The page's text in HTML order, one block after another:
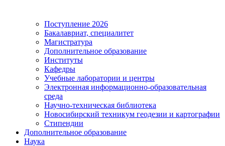
Поступление 2026
Бакалавриат, специалитет
Магистратура
Дополнительное образование
Институты
Кафедры
Учебные лаборатории и центры
Электронная информационно-образовательная
среда
Научно-техническая библиотека
Новосибирский техникум геодезии и картографии
Стипендии
Дополнительное образование
Наука